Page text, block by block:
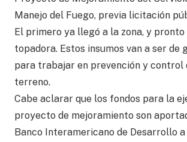
Manejo del Fuego, previa licitación
El primero ya llegó a la zona, y
topadora. Estos insumos van a ser de
para trabajar en prevención y control
terreno.
Cabe aclarar que los fondos para la
proyecto de mejoramiento son
Banco Interamericano de Desarrollo